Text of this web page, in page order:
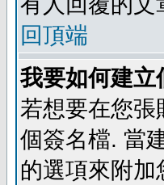
回頂端
我要如何建立
若想要在您張
個簽名檔. 當
的選項來附